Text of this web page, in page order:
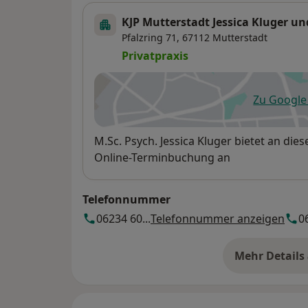
09/2016
Geburt meiner 1. Tochter
Studientherapeutin im Rahmen der Studie
der Leitung von Prof. Dr. Silvia Schneider
09/2019
Geburt meiner 2. Tochter
09/2022
Approbation als Kinder- und
Ausbildung in Verhaltenstherapie
Abs. 3 Satz 1 des
KJP Mutterstadt Jessica Kluger
Pfalzring 71, 67112 Mutterstadt
Privatpraxis
Zu
Verfügbarkeit
M.Sc. Psych. Jessica Kluger bietet an
Online-Terminbuchung an
Telefonnummer
06234 60...Telefonnummer anzeigen
Mehr Details